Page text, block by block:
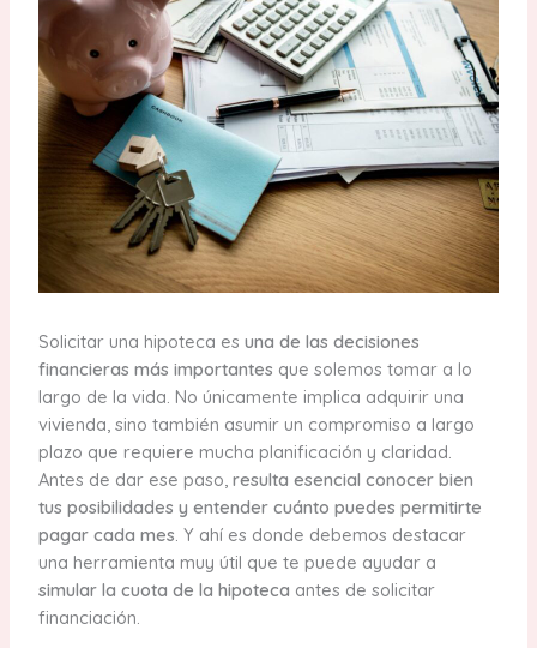
Solicitar una hipoteca es una de las decisiones
financieras más importantes que solemos tomar a lo
largo de la vida. No únicamente implica adquirir una
vivienda, sino también asumir un compromiso a largo
plazo que requiere mucha planificación y claridad.
Antes de dar ese paso,resulta esencial conocer bien
tus posibilidades y entender cuánto puedes permitirte
pagar cada mes. Y ahí es donde debemos destacar
una herramienta muy útil que te puede ayudar a
simular la cuota de la hipoteca antes de solicitar
financiación.